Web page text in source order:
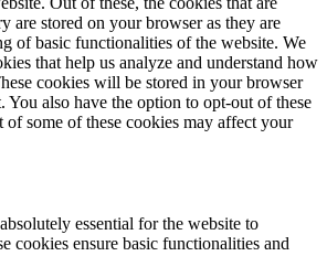
are stored on your browser as they are
of basic functionalities of the website. We
that help us analyze and understand how
cookies will be stored in your browser
also have the option to opt-out of these
some of these cookies may affect your
essential for the website to
cookies ensure basic functionalities and